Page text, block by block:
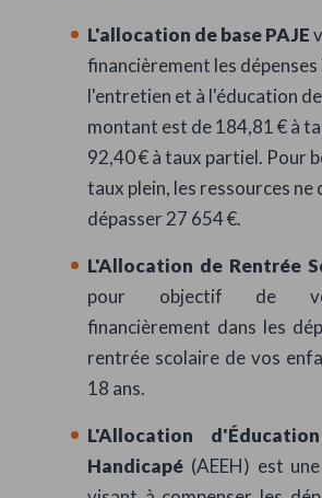
L'allocation de base PAJE
financièrement les dépenses
l'entretien et à l'éducation
montant est de 184,81 € à
92,40 € à taux partiel. Pour
taux plein, les ressources ne
dépasser 27 654 €.
L'Allocation de Rentrée
pour objectif de
financièrement dans les
rentrée scolaire de vos
18 ans.
L'Allocation
Handicapé (AEEH) est